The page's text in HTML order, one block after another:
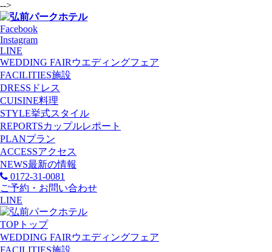
-->
Facebook
Instagram
LINE
WEDDING FAIR ウエディングフェア
FACILITIES施設
DRESS ドレス
CUISINE料理
STYLE挙式スタイル
REPORTSカップルレポート
PLANプラン
ACCESSアクセス
NEWS最新の情報
0172-31-0081
ご予約・お問い合わせ
LINE
TOP トップ
WEDDING FAIR ウエディングフェア
FACILITIES施設